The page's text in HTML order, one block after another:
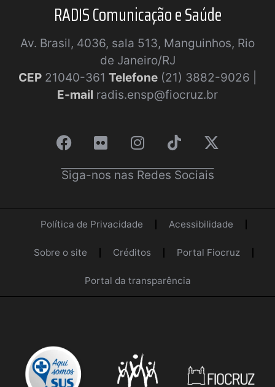
RADIS Comunicação e Saúde
Av. Brasil, 4036, sala 513, Manguinhos, Rio
de Janeiro/RJ
CEP 21040-361 Telefone (21) 3882-9026 |
E-mail radis.ensp@fiocruz.br
Siga-nos nas Redes Sociais
Política de Privacidade Acessibilidade
Sobre o site Créditos Portal Fiocruz
Portal da transparência